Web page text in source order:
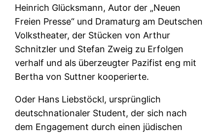
Heinrich Glücksmann, Autor der „Neuen
Freien Presse“ und Dramaturg am Deutschen
Volkstheater, der Stücken von Arthur
Schnitzler und Stefan Zweig zu Erfolgen
verhalf und als überzeugter Pazifist eng mit
Bertha von Suttner kooperierte.
Oder Hans Liebstöckl, ursprünglich
deutschnationaler Student, der sich nach
dem Engagement durch einen jüdischen